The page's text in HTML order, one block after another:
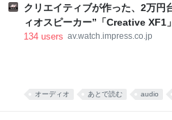
した。 真っ赤な小袋に入った粉 大学
の東北地方から来た留学生の女の子と
た。 彼女は辛い物が大好き。「日本に
ない」と、中国のショッピングサイト
キャラの描かれた、真っ赤な小袋をく
クリエイティブが作った、2万円
ィオスピーカー”「Creative XF1
[Sponsored]
134 users av.watch.impress.co.jp
オーディオ あとで読む audio